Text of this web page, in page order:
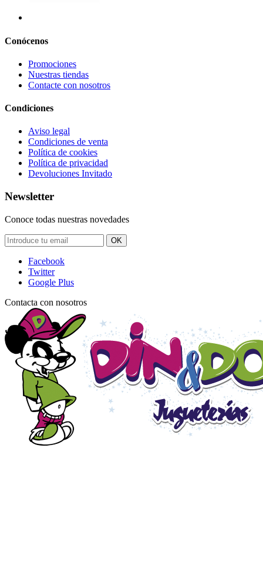
Conócenos
Promociones
Nuestras tiendas
Contacte con nosotros
Condiciones
Aviso legal
Condiciones de venta
Política de cookies
Política de privacidad
Devoluciones Invitado
Newsletter
Conoce todas nuestras novedades
OK
Facebook
Twitter
Google Plus
Contacta con nosotros